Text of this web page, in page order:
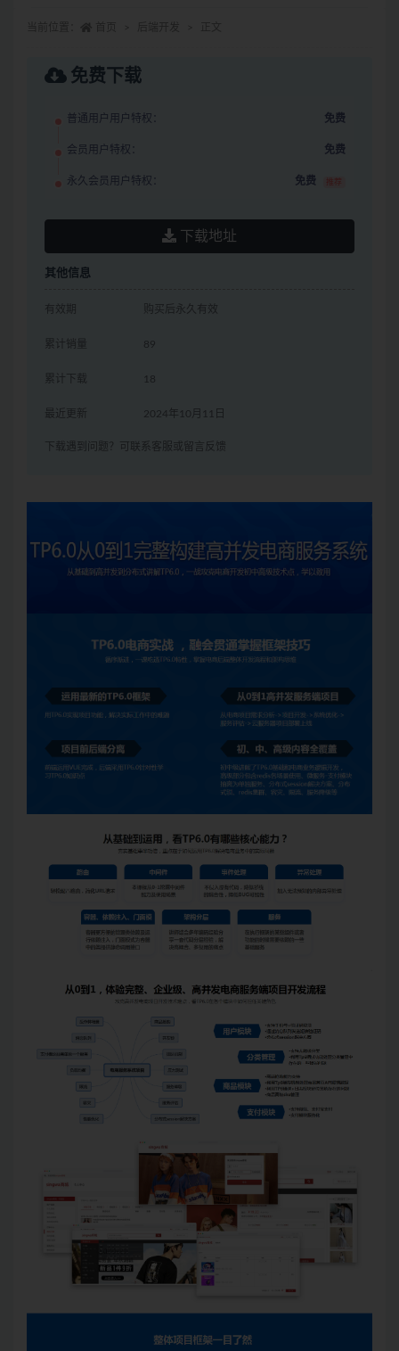
免费下载
普通用户用户特权： 免费
会员用户特权： 免费
永久会员用户特权： 免费 推荐
下载地址
其他信息
有效期 购买后永久有效
累计销量 89
累计下载 18
最近更新 2024年10月11日
下载遇到问题？可联系客服或留言反馈